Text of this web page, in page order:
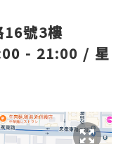
16號3樓
- 21:00 / 星